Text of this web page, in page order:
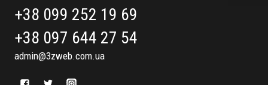
+38 099 252 19 69
+38 097 644 27 54
admin@3zweb.com.ua